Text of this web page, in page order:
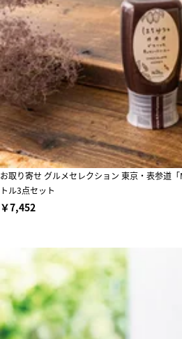
お取り寄せ グルメセレクション 東京・表参道
トル3点セット
￥7,452